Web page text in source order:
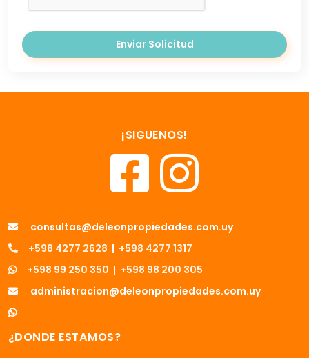
Enviar Solicitud
¡SIGUENOS!
consultas@deleonpropiedades.com.uy
+598 4277 2628 | +598 4277 1317
+598 99 250 350 | +598 98 200 305
administracion@deleonpropiedades.com.uy
¿DONDE ESTAMOS?